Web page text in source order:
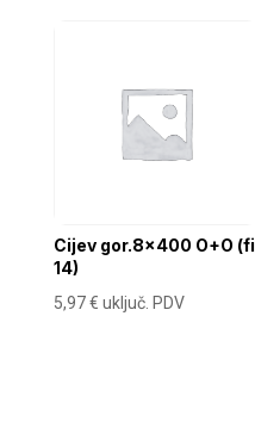
Cijev gor.8×400 O+O (fi
14)
5,97€ uključ. PDV